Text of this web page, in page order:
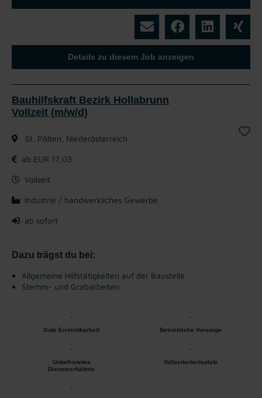
Details zu diesem Job anzeigen
Bauhilfskraft Bezirk Hollabrunn
Vollzeit (m/w/d)
St. Pölten, Niederösterreich
ab EUR 17,03
Vollzeit
Industrie / handwerkliches Gewerbe
ab sofort
Dazu trägst du bei:
Allgemeine Hilfstätigkeiten auf der Baustelle
Stemm- und Grabarbeiten
Gute Erreichbarkeit Betriebliche Vorsorge
Unbefristetes
Dienstverhältnis
Vollzeitarbeitsplatz